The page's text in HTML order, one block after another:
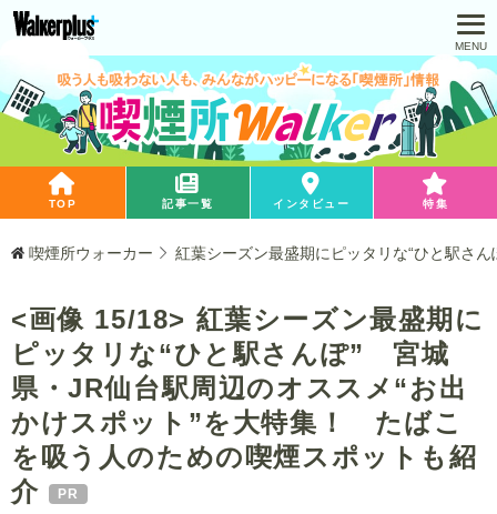
TOP 記事一覧 インタビュー 特集
喫煙所ウォーカー 紅葉シーズン最盛期にピッタリな“ひと駅さ
<画像 15/18> 紅葉シーズン最盛期に
ピッタリな“ひと駅さんぽ” 宮城
県・JR仙台駅周辺のオススメ“お出
かけスポット”を大特集！ たばこ
を吸う人のための喫煙スポットも紹
介